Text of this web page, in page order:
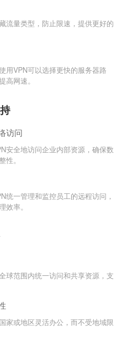
流量类型，防止限速，提供更好的
用VPN可以选择更快的服务器路
高网速。
访问
安全地访问企业内部资源，确保数
性。
统一管理和监控员工的远程访问，
效率。
球范围内统一访问和共享资源，支
家或地区灵活办公，而不受地域限